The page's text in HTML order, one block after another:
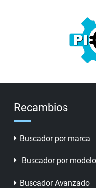
Recambios
Buscador por marca
Buscador por modelo
Buscador Avanzado